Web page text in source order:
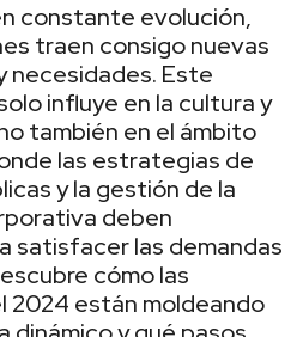
constante evolución,
traen consigo nuevas
necesidades. Este
influye en la cultura y
también en el ámbito
las estrategias de
y la gestión de la
deben
satisfacer las demandas
cómo las
2024 están moldeando